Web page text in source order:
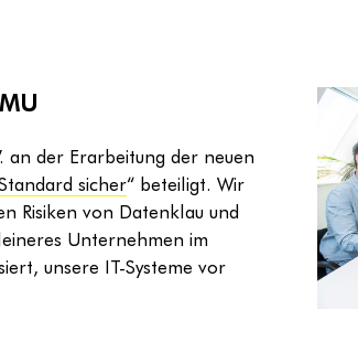
an der Erarbeitung der neuen
sicher“ beteiligt. Wir
Risiken von Datenklau und
Unternehmen im
unsere IT-Systeme vor